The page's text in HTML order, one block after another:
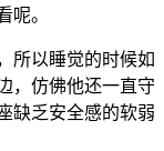
呢。
所以睡觉的时候如
，仿佛他还一直守
缺乏安全感的软弱